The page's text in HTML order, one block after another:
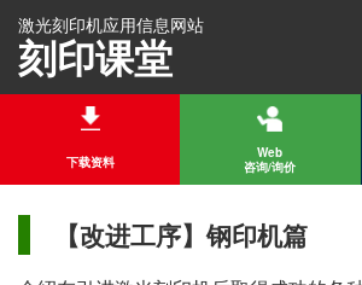
激光刻印机应用信息网站
刻印课堂
下载资料
Web
咨询/询价
【改进工序】钢印机篇